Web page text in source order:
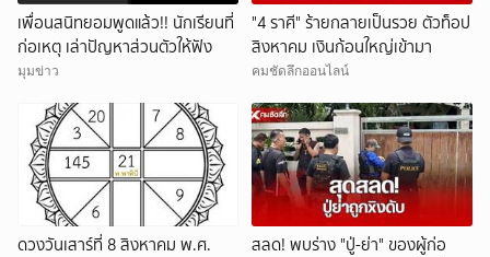
เพื่อนสนิทยอมพูดแล้ว!! นักเรียนที่
ก่อเหตุ เล่าปัญหาส่วนตัวให้ฟัง
มุมข่าว
"4 ราศี" ร้ายกลายเป็นรวย ตัวท็อป
สิงหาคม เงินก้อนใหญ่เข้ามา
คมชัดลึกออนไลน์
ดวงวันเสาร์ที่ 8 สิงหาคม พ.ศ.
สลด! พบร่าง "ปู่-ย่า" ของผู้ก่อ